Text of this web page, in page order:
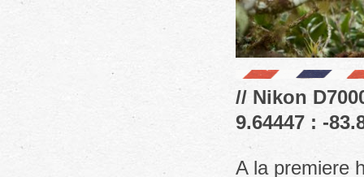
// Nikon
9.64447 : -
A la premiere